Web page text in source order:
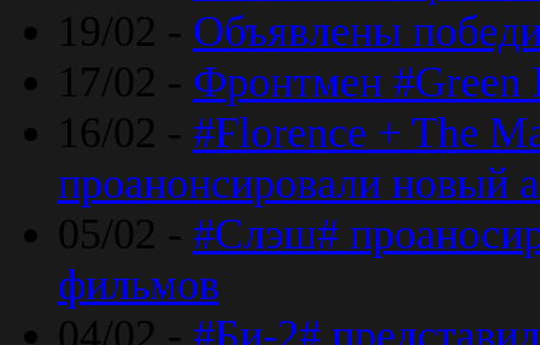
19/02 - Объявлены
17/02 - Фронтмен #Green
16/02 - #Florence + The
проанонсировали новый
05/02 - #Слэш#
фильмов